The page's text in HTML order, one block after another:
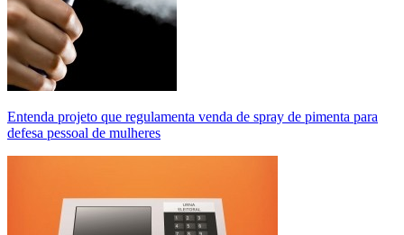
Entenda projeto que regulamenta venda de spray de pimenta para
defesa pessoal de mulheres